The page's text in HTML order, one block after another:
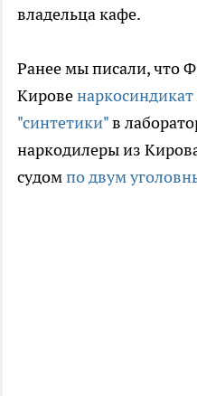
владельца кафе.
Ранее мы писали, что
Кирове
"синтетики"в
наркодилеры из
судомпо двум